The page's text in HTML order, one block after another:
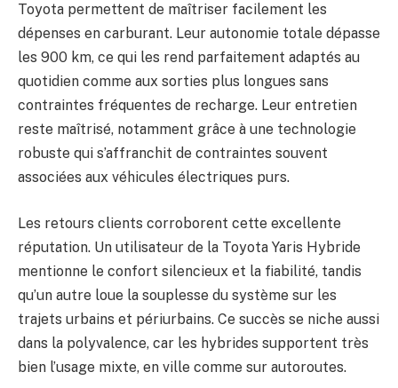
Toyota permettent de maîtriser facilement les
dépenses en carburant. Leur autonomie totale dépasse
les 900 km, ce qui les rend parfaitement adaptés au
quotidien comme aux sorties plus longues sans
contraintes fréquentes de recharge. Leur entretien
reste maîtrisé, notamment grâce à une technologie
robuste qui s’affranchit de contraintes souvent
associées aux véhicules électriques purs.
Les retours clients corroborent cette excellente
réputation. Un utilisateur de la Toyota Yaris Hybride
mentionne le confort silencieux et la fiabilité, tandis
qu’un autre loue la souplesse du système sur les
trajets urbains et périurbains. Ce succès se niche aussi
dans la polyvalence, car les hybrides supportent très
bien l’usage mixte, en ville comme sur autoroutes.